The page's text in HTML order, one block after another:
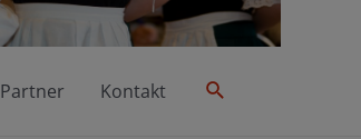
Partner Kontakt Suche